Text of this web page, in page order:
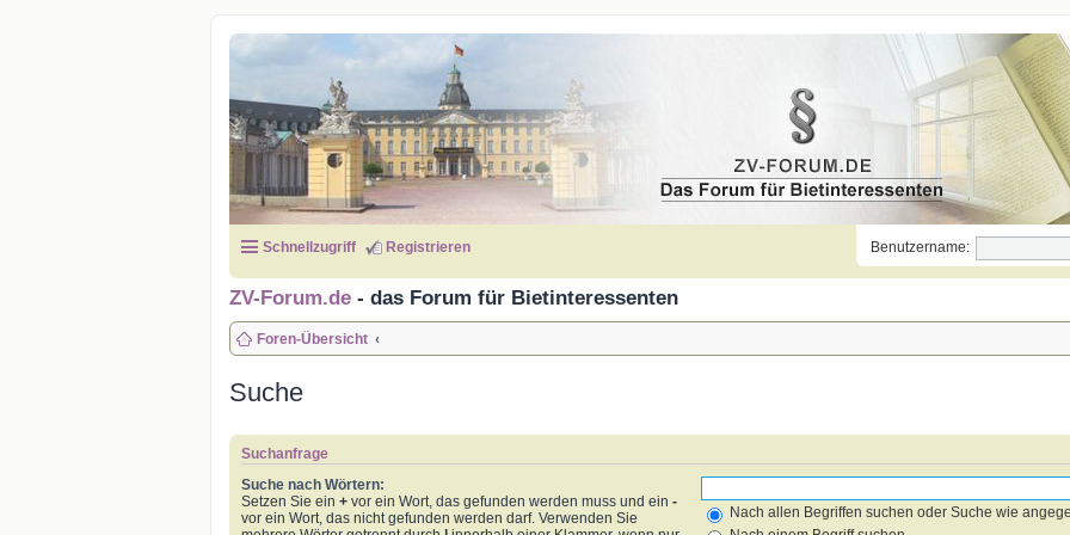
Schnellzugriff Registrieren Benutzername:
ZV-Forum.de - das Forum für Bietinteressenten
Foren-Übersicht
Suche
Suchanfrage
Suche nach Wörtern:
Setzen Sie ein + vor ein Wort, das gefunden werden muss und ein -
vor ein Wort, das nicht gefunden werden darf. Verwenden Sie
Nach allen Begriffen suchen oder Suche wie